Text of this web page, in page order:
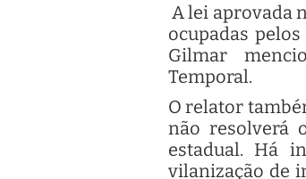
A lei aprovada
ocupadas
Gilmar
Temporal.
O relator
não resolverá
estadual. Há
vilanização de